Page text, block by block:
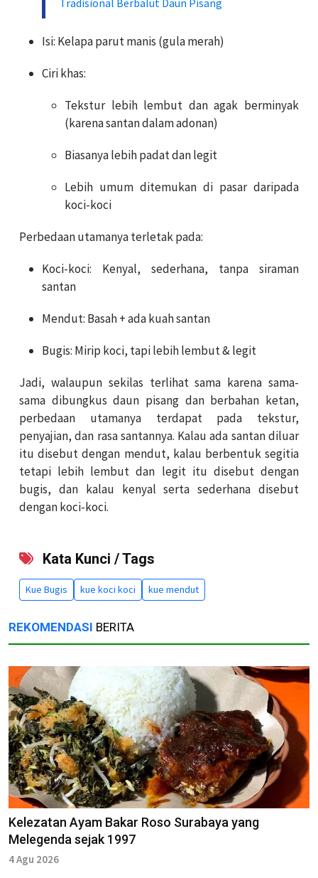
Isi: Kelapa parut manis (gula merah)
Ciri khas:
Tekstur lebih lembut dan agak berminyak
(karena santan dalam adonan)
Biasanya lebih padat dan legit
Lebih umum ditemukan di pasar daripada
koci-koci
Perbedaan utamanya terletak pada:
Koci-koci: Kenyal, sederhana, tanpa siraman
santan
Mendut: Basah + ada kuah santan
Bugis: Mirip koci, tapi lebih lembut & legit
Jadi, walaupun sekilas terlihat sama karena sama-
sama dibungkus daun pisang dan berbahan ketan,
perbedaan utamanya terdapat pada tekstur,
penyajian, dan rasa santannya. Kalau ada santan diluar
itu disebut dengan mendut, kalau berbentuk segitia
tetapi lebih lembut dan legit itu disebut dengan
bugis, dan kalau kenyal serta sederhana disebut
dengan koci-koci.
Kata Kunci / Tags
Kue Bugis kue koci koci kue mendut
REKOMENDASI BERITA
Kelezatan Ayam Bakar Roso Surabaya yang
Melegenda sejak 1997
4 Agu 2026